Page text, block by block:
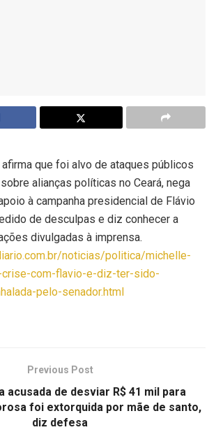
afirma que foi alvo de ataques públicos
alianças políticas no Ceará, nega
à campanha presidencial de Flávio
de desculpas e diz conhecer a
divulgadas à imprensa.
noticias/politica/michelle-
crise-com-flavio-e-diz-ter-sido-
pelo-senador.html
Previous Post
acusada de desviar R$ 41 mil para
foi extorquida por mãe de santo,
diz defesa